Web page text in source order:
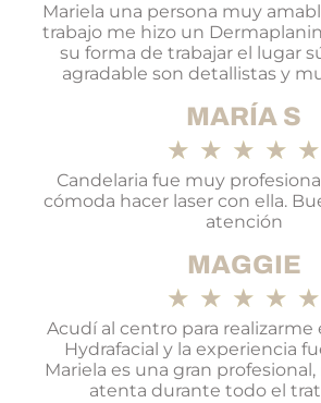
Mariela una persona muy
trabajo me hizo un
su forma de trabajar el lugar
agradable son detallistas y
MARÍA S
★ ★ ★ ★ ★
Candelaria fue muy
cómoda hacer laser con ella.
atención
MAGGIE
★ ★ ★ ★ ★
Acudí al centro para
Hydrafacial y la experiencia
Mariela es una gran
atenta durante todo el